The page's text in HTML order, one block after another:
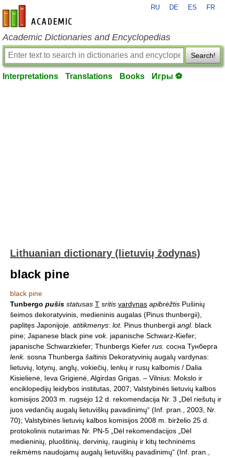
en-academic.com
RU DE ES FR
Academic Dictionaries and Encyclopedias
Search!
Interpretations Translations Books Игры ⚽
Lithuanian dictionary (lietuvių žodynas)
black pine
black pine
Tunbergo pušis statusas T sritis vardynas apibrėžtis Pušinių
šeimos dekoratyvinis, medieninis augalas (Pinus thunbergii),
paplitęs Japonijoje. atitikmenys: lot. Pinus thunbergii angl. black
pine; Japanese black pine vok. japanische Schwarz-Kiefer;
japanische Schwarzkiefer; Thunbergs Kiefer rus. сосна Тунберга
lenk. sosna Thunberga šaltinis Dekoratyvinių augalų vardynas:
lietuvių, lotynų, anglų, vokiečių, lenkų ir rusų kalbomis / Dalia
Kisielienė, Ieva Grigienė, Algirdas Grigas. – Vilnius: Mokslo ir
enciklopedijų leidybos institutas, 2007; Valstybinės lietuvių kalbos
komisijos 2003 m. rugsėjo 12 d. rekomendacija Nr. 3 „Dėl riešutų ir
juos vedančių augalų lietuviškų pavadinimų“ (Inf. pran., 2003, Nr.
70); Valstybinės lietuvių kalbos komisijos 2008 m. birželio 25 d.
protokolinis nutarimas Nr. PN-5 „Dėl rekomendacijos „Dėl
medieninių, pluoštinių, dervinių, rauginių ir kitų techninėms
reikmėms naudojamų augalų lietuviškų pavadinimų“ (Inf. pran.,